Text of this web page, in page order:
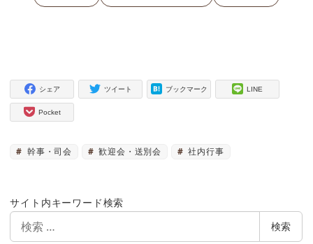
シェア ツイート ブックマーク LINE
Pocket
幹事・司会 歓迎会・送別会 社内行事
サイト内キーワード検索
索
検索